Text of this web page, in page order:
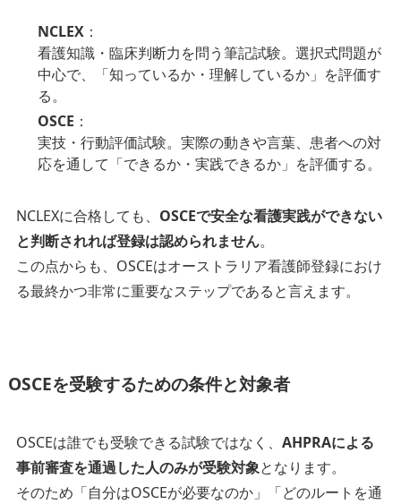
NCLEX：
看護知識・臨床判断力を問う筆記試験。選択式問題が
中心で、「知っているか・理解しているか」を評価す
る。
OSCE ：
実技・行動評価試験。実際の動きや言葉、患者への対
応を通して「できるか・実践できるか」を評価する。
NCLEXに合格しても、 OSCEで安全な看護実践ができない
と判断されれば登録は認められません。
この点からも、OSCEはオーストラリア看護師登録におけ
る最終かつ非常に重要なステップであると言えます。
OSCEを受験するための条件と対象者
OSCEは誰でも受験できる試験ではなく、 AHPRAによる
事前審査を通過した人のみが受験対象となります。
そのため「自分はOSCEが必要なのか」「どのルートを通